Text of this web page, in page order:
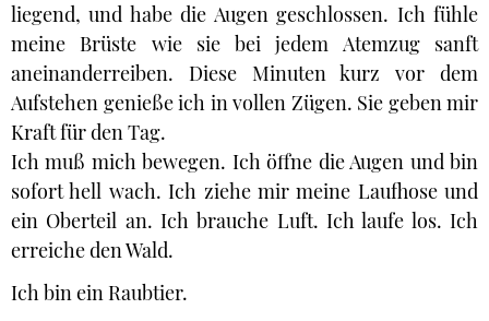
liegend, und habe die Augen geschlossen. Ich fühle
meine Brüste wie sie bei jedem Atemzug sanft
aneinanderreiben. Diese Minuten kurz vor dem
Aufstehen genieße ich in vollen Zügen. Sie geben mir
Kraft für den Tag.
Ich muß mich bewegen. Ich öffne die Augen und bin
sofort hell wach. Ich ziehe mir meine Laufhose und
ein Oberteil an. Ich brauche Luft. Ich laufe los. Ich
erreiche den Wald.
Ich bin ein Raubtier.